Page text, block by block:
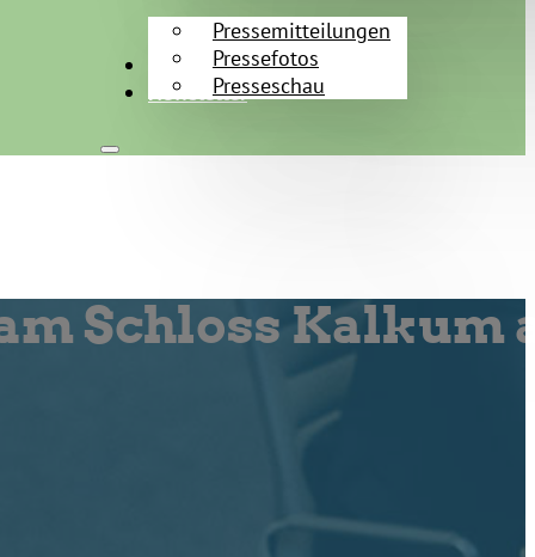
Pressemitteilungen
Pressefotos
Presseschau
Kontakt
Newsletter
Schloss Kalkum